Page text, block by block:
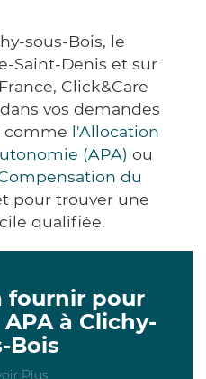
sous-Bois, le
Saint-Denis et sur
Click&Care
vos demandes
comme l'Allocation
(APA) ou
du
pour trouver une
qualifiée.
fournir pour
à Clichy-
Bois
Plus